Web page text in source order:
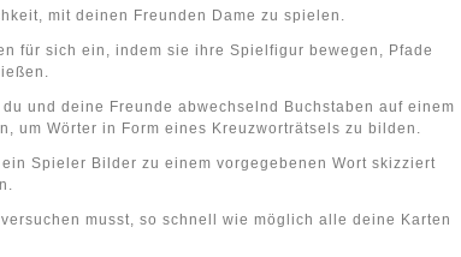
mit deinen Freunden Dame zu spielen.
für sich ein, indem sie ihre Spielfigur bewegen, Pfade
und deine Freunde abwechselnd Buchstaben auf einem
um Wörter in Form eines Kreuzworträtsels zu bilden.
Spieler Bilder zu einem vorgegebenen Wort skizziert
musst, so schnell wie möglich alle deine Karten